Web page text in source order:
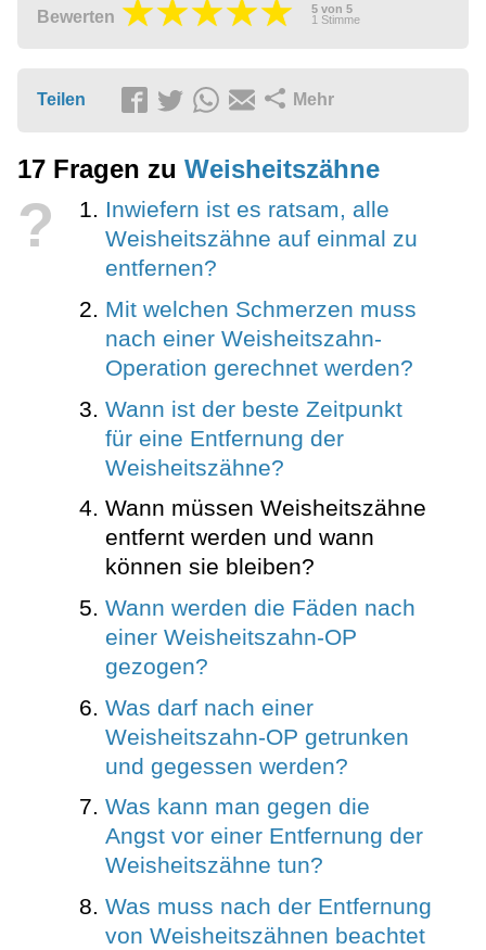
Bewerten 5 von 5
1 Stimme
Teilen Mehr
17 Fragen zu Weisheitszähne
?
Inwiefern ist es ratsam, alle
Weisheitszähne auf einmal zu
entfernen?
Mit welchen Schmerzen muss
nach einer Weisheitszahn-
Operation gerechnet werden?
Wann ist der beste Zeitpunkt
für eine Entfernung der
Weisheitszähne?
Wann müssen Weisheitszähne
entfernt werden und wann
können sie bleiben?
Wann werden die Fäden nach
einer Weisheitszahn-OP
gezogen?
Was darf nach einer
Weisheitszahn-OP getrunken
und gegessen werden?
Was kann man gegen die
Angst vor einer Entfernung der
Weisheitszähne tun?
Was muss nach der Entfernung
von Weisheitszähnen beachtet